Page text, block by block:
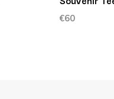
€60